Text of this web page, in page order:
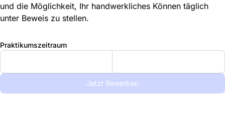
und die Möglichkeit, Ihr handwerkliches Können täglich
unter Beweis zu stellen.
Praktikumszeitraum
Jetzt Bewerben